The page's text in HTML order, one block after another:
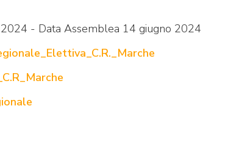
- Data Assemblea 14 giugno 2024